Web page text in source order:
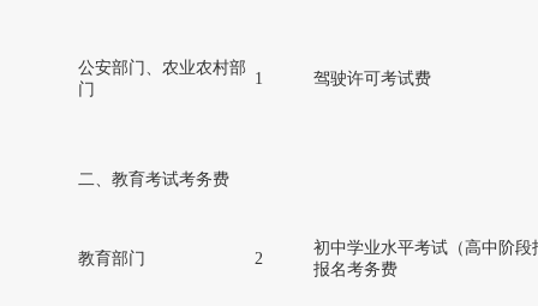
公安部门、农业农村部
门
1 驾驶许可考试费
二、教育考试考务费
教育部门 2
初中学业水平考试（高中阶段
报名考务费